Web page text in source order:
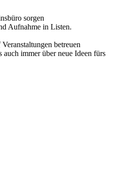
sorgen
Aufnahme in Listen.
betreuen
immer über neue Ideen fürs